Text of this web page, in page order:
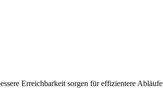
Erreichbarkeit sorgen für effizientere